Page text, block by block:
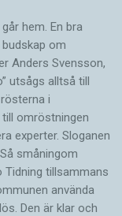
hem. En bra
om
Anders Svensson,
utsågs alltså till
i
omröstningen
experter. Sloganen
småningom
tillsammans
använda
Den är klar och